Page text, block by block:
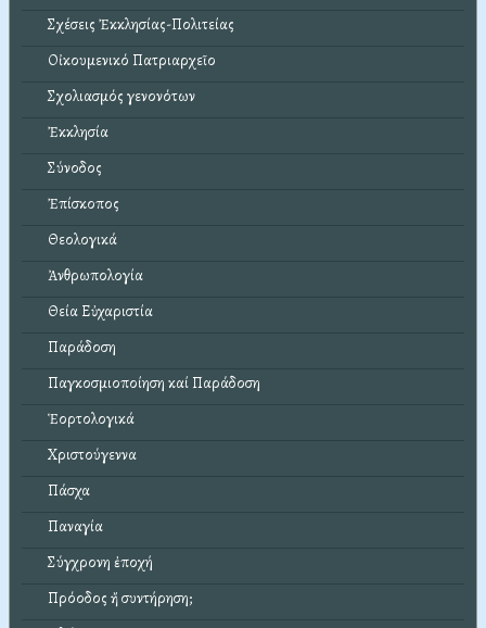
Σχέσεις Ἐκκλησίας-Πολιτείας
Οἰκουμενικό Πατριαρχεῖο
Σχολιασμός γενονότων
Ἐκκλησία
Σύνοδος
Ἐπίσκοπος
Θεολογικά
Ἀνθρωπολογία
Θεία Εὐχαριστία
Παράδοση
Παγκοσμιοποίηση καί Παράδοση
Ἑορτολογικά
Χριστούγεννα
Πάσχα
Παναγία
Σύγχρονη ἐποχή
Πρόοδος ἤ συντήρηση;